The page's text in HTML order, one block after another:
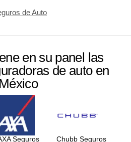
de Auto
en su panel las
de auto en
México
Seguros Chubb Seguros